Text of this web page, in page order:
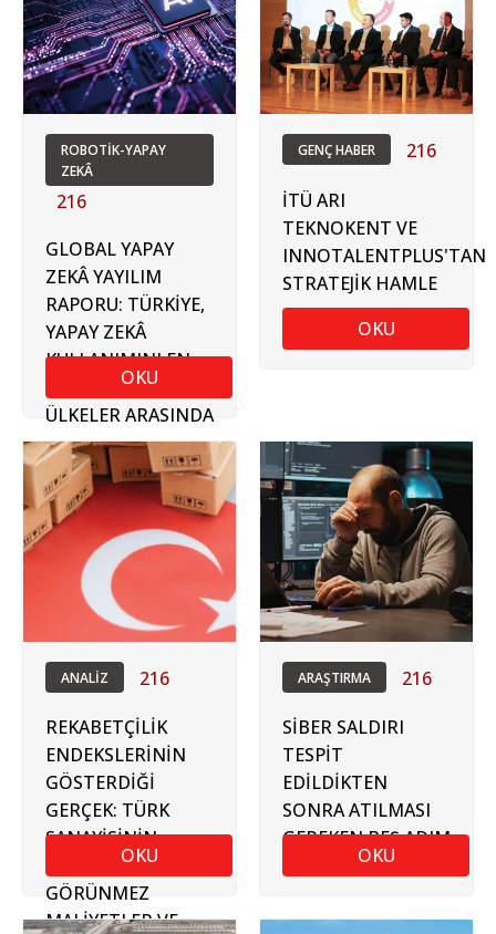
ROBOTİK-YAPAY
ZEKÂ
216
GLOBAL YAPAY
ZEKÂ YAYILIM
RAPORU: TÜRKİYE,
YAPAY ZEKÂ
KULLANIMINI EN
HIZLI ARTIRAN
ÜLKELER ARASINDA
OKU
GENÇ HABER 216
İTÜ ARI
TEKNOKENT VE
INNOTALENTPLUS'TAN
STRATEJİK HAMLE
OKU
ANALİZ 216
REKABETÇİLİK
ENDEKSLERİNİN
GÖSTERDİĞİ
GERÇEK: TÜRK
SANAYİSİNİN
ÖNÜNDEKİ
GÖRÜNMEZ
MALİYETLER VE
OKU
ARAŞTIRMA 216
SİBER SALDIRI
TESPİT
EDİLDİKTEN
SONRA ATILMASI
GEREKEN BEŞ ADIM
OKU